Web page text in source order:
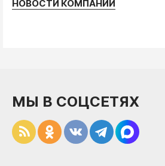
НОВОСТИ КОМПАНИЙ
МЫ В СОЦСЕТЯХ